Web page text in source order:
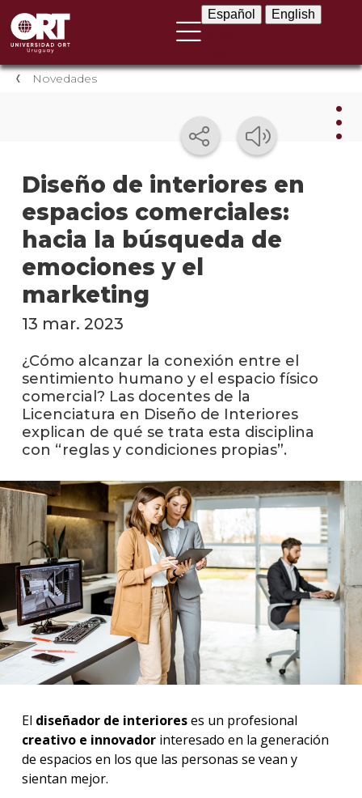
Español English
Novedades
Diseño de interiores en
espacios comerciales:
hacia la búsqueda de
emociones y el
marketing
Blog
13 mar. 2023
¿Cómo alcanzar la conexión entre el
sentimiento humano y el espacio físico
comercial? Las docentes de la
Licenciatura en Diseño de Interiores
explican de qué se trata esta disciplina
con “reglas y condiciones propias”.
El diseñador de interioreses un profesional
creativo e innovadorinteresado en la generación
de espacios en los que las personas se vean y
sientan mejor.